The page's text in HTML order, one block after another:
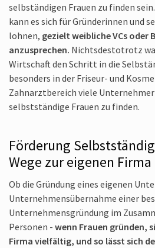
selbständigen Frauen zu finden
kann es sich für Gründerinnen und
lohnen, gezielt weibliche VCs oder
anzusprechen. Nichtsdestotrotz
Wirtschaft den Schritt in die
besonders in der Friseur- und
Zahnarztbereich viele
selbstständige Frauen zu finden.
Förderung
Wege zur eigenen Firma
Ob die Gründung eines eigenen
Unternehmens­übernahme einer
Unter­nehmens­gründung im
Personen - wenn Frauen gründen,
Firma vielfältig, und so lässt sich